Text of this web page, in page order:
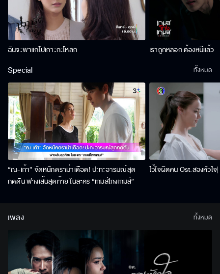
ฉันจะพาแกไปเกาะกะโหลก เราถูกหลอก ต้องหนีแล้ว
Special
“ณ-เก้า” จัดหนักดราม่าเดือด! ปะทะอารมณ์สุด
กดดัน ฟางเส้นสุดท้าย ในละคร “เกมส์โกงเกมส์”
ไว้ใจผิดคน Ost.สองหัวใ
ทั้งหมด
เพลง ทั้งหมด